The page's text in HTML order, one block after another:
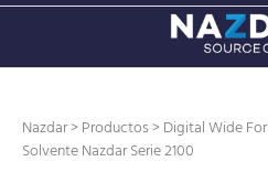
Nazdar>Productos>Digital Wide
Solvente Nazdar Serie 2100